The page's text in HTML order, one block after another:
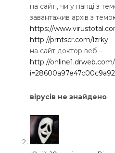
на сайті, чи у папці з
завантажив архів з
https://
http://prntscr.com/lzrky
на сайт доктор веб –
http://
вірусів не знайдено